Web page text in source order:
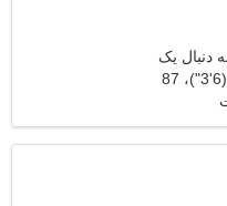
دنبال یک
کنم
190 سانتی متر (6'3")، 87